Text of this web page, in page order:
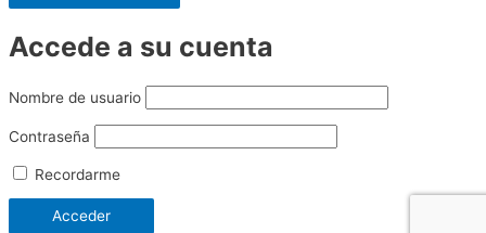
Accede a su cuenta
Nombre de usuario
Contraseña
Recordarme